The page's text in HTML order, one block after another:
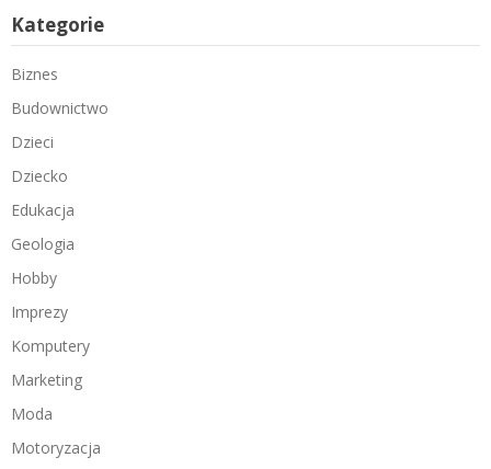
Kategorie
Biznes
Budownictwo
Dzieci
Dziecko
Edukacja
Geologia
Hobby
Imprezy
Komputery
Marketing
Moda
Motoryzacja